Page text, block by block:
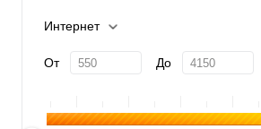
Интернет
От До